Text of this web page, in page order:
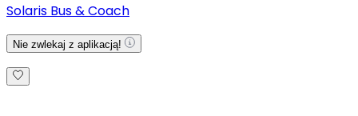
Solaris Bus & Coach
Nie zwlekaj z aplikacją!